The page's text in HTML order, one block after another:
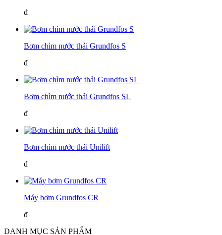
đ
Bơm chìm nước thải Grundfos S
đ
Bơm chìm nước thải Grundfos SL
đ
Bơm chìm nước thải Unilift
đ
Máy bơm Grundfos CR
đ
DANH MỤC SẢN PHẨM